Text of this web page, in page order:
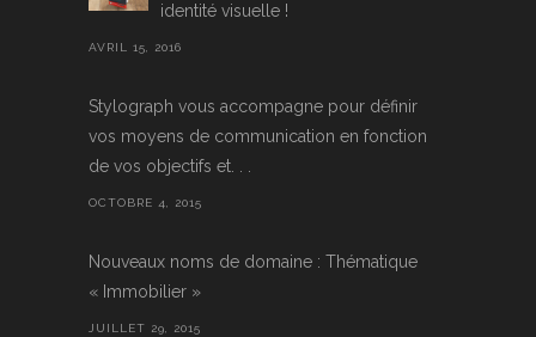
identité visuelle !
AVRIL 15, 2016
Stylograph vous accompagne pour définir
vos moyens de communication en fonction
de vos objectifs et. . .
OCTOBRE 4, 2015
Nouveaux noms de domaine : Thématique
« Immobilier »
JUILLET 29, 2015